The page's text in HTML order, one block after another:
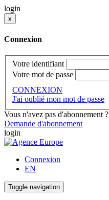
login
x
Connexion
Votre identifiant
Votre mot de passe
CONNEXION
J'ai oublié mon mot de passe
Vous n'avez pas d'abonnement ?
Demande d'abonnement
login
Connexion
EN
Toggle navigation